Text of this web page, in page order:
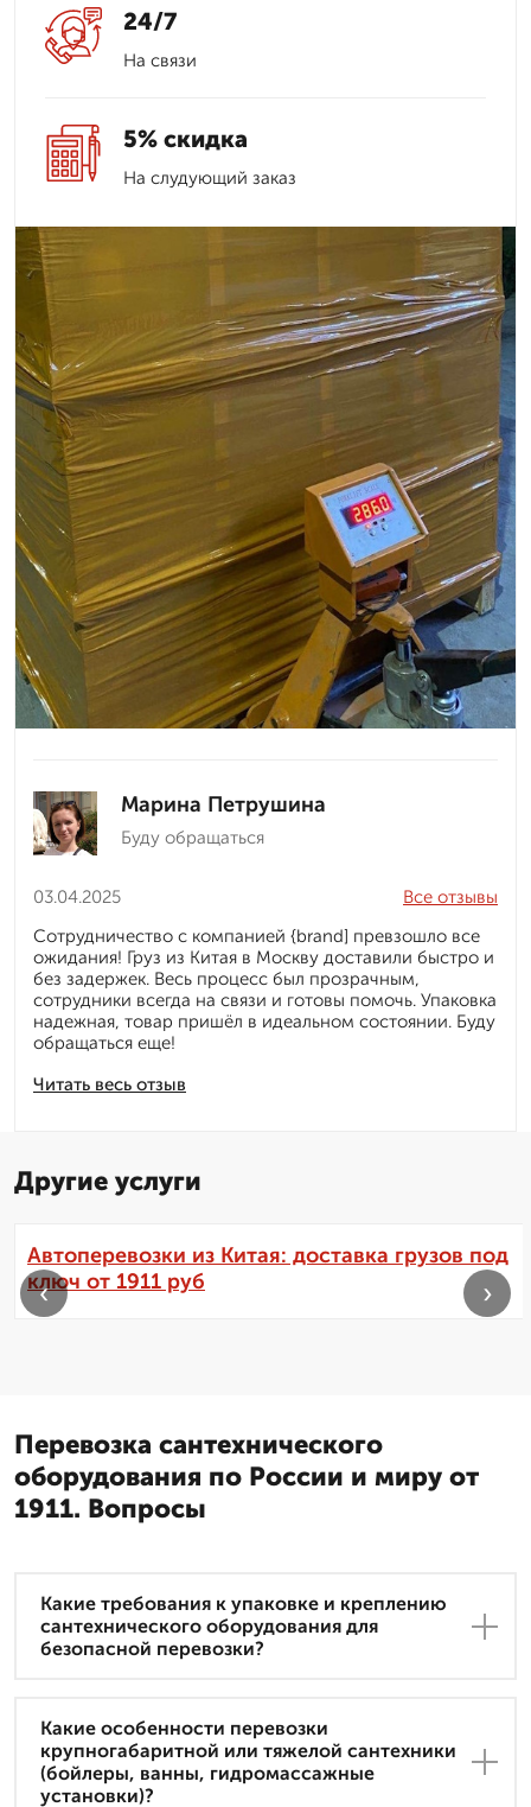
24/7
На связи
5% скидка
На слудующий заказ
Марина Петрушина
Буду обращаться
03.04.2025
Читать весь отзыв
Все отзывы
Сотрудничество с компанией {brand] превзошло все
ожидания! Груз из Китая в Москву доставили быстро и
без задержек. Весь процесс был прозрачным,
сотрудники всегда на связи и готовы помочь. Упаковка
надежная, товар пришёл в идеальном состоянии. Буду
обращаться еще!
Другие услуги
Автоперевозки из Китая: доставка грузов под
ключ от 1911 руб
‹ ›
Перевозка сантехнического
оборудования по России и миру от
1911. Вопросы
Какие требования к упаковке и креплению
сантехнического оборудования для
безопасной перевозки?
Какие особенности перевозки
крупногабаритной или тяжелой сантехники
(бойлеры, ванны, гидромассажные
установки)?